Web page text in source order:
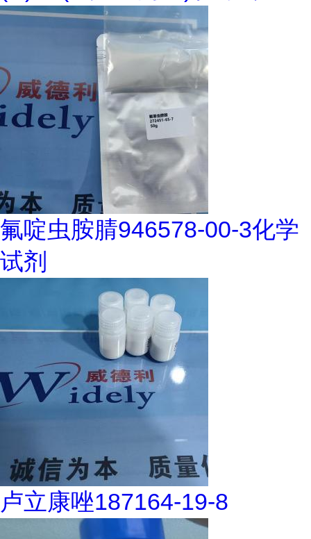
氟啶虫胺腈946578-00-3化学
试剂
卢立康唑187164-19-8